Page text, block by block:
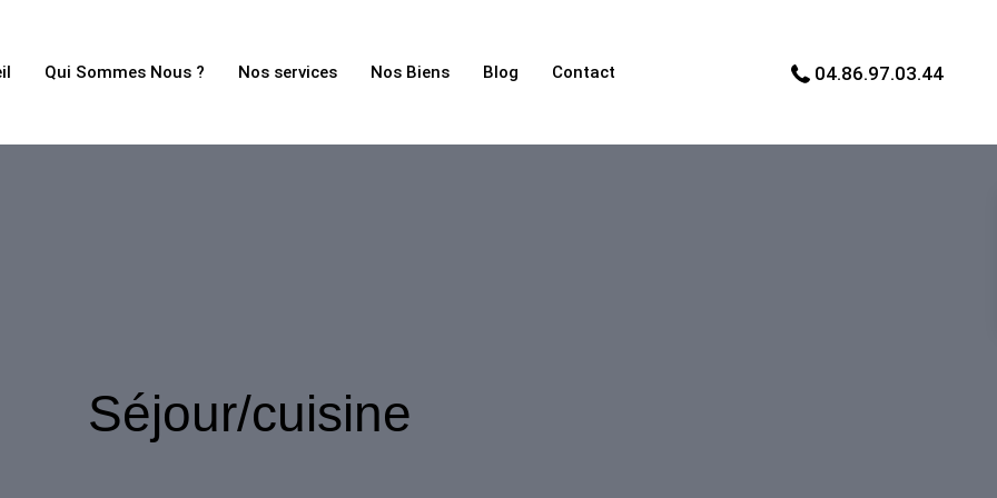
Qui Sommes Nous ? Nos services Nos Biens Blog Contact 04.86.97.03.44
Séjour/cuisine